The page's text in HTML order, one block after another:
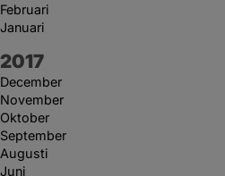
Februari
Januari
År:
2017
December
November
Oktober
September
Augusti
Juni